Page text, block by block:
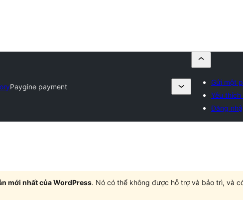
Paygine payment
Gửi một
Yêu
Đăng
mới nhất của WordPress. Nó có thể không được hỗ trợ và bảo trì, và